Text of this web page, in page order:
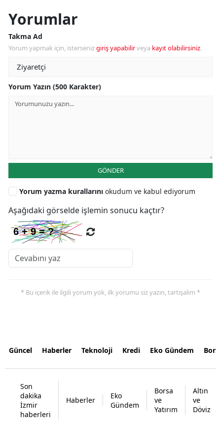
Yorumlar
Takma Ad
Yorum yapmak için, istersenizgiriş yapabilirveya kayıt olabilirsiniz.
Yorum Yazın (500 Karakter)
GÖNDER
Yorum yazma kurallarını okudum ve kabul ediyorum
Aşağıdaki görselde işlemin sonucu kaçtır?
* Bu içerik ile ilgili yorum yok, ilk yorumu siz yazın, tartışalım *
Güncel Haberler Teknoloji Kredi Eko Gündem
Son
dakika
İzmir
haberleri
Haberler
Eko
Gündem
Borsa
ve
Yatırım
Altın
ve
Döviz